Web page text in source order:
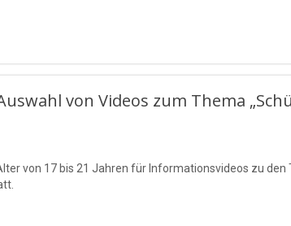
von Videos zum Thema
von 17 bis 21 Jahren für Informationsvideos zu den